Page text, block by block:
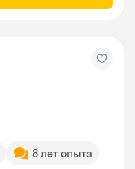
8 лет опыта